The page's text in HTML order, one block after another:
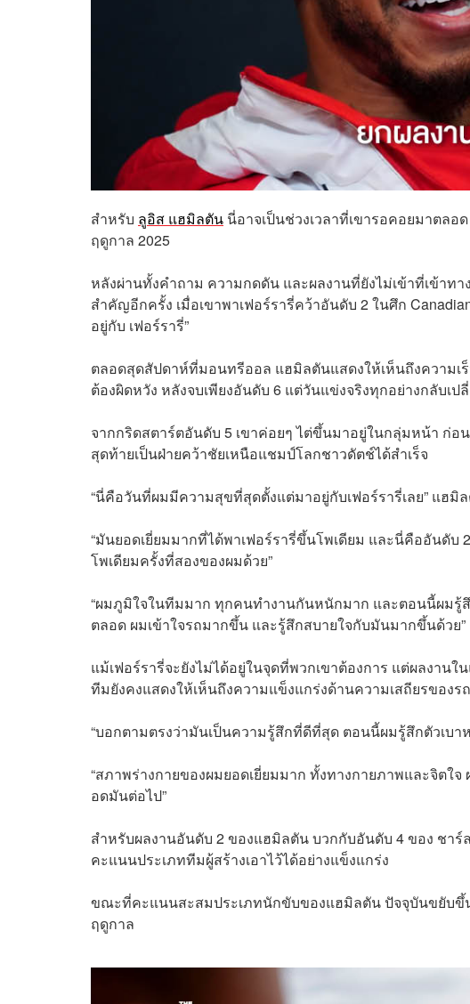
สำหรับ ลูอิส แฮมิลตัน นี่อาจเป็นช่วงเวลาที่เขารอคอยมาตลอ
ฤดูกาล 2025
หลังผ่านทั้งคำถาม ความกดดัน และผลงานที่ยังไม่เข้าที่เข้า
สำคัญอีกครั้ง เมื่อเขาพาเฟอร์รารี่คว้าอันดับ 2 ในศึก
อยู่กับ เฟอร์รารี่”
ตลอดสุดสัปดาห์ที่มอนทรีออล แฮมิลตันแสดงให้เห็นถึงความ
ต้องผิดหวัง หลังจบเพียงอันดับ 6 แต่วันแข่งจริงทุกอย่างกลับเป
จากกริดสตาร์ตอันดับ 5 เขาค่อยๆ ไต่ขึ้นมาอยู่ในกลุ่มหน้า ก่อ
สุดท้ายเป็นฝ่ายคว้าชัยเหนือแชมป์โลกชาวดัตช์ได้สำเร็จ
“นี่คือวันที่ผมมีความสุขที่สุดตั้งแต่มาอยู่กับเฟอร์รารี่เลย” แฮ
“มันยอดเยี่ยมมากที่ได้พาเฟอร์รารี่ขึ้นโพเดียม และนี่คืออันดับ
โพเดียมครั้งที่สองของผมด้วย”
“ผมภูมิใจในทีมมาก ทุกคนทำงานกันหนักมาก และตอนนี้ผมรู้
ตลอด ผมเข้าใจรถมากขึ้น และรู้สึกสบายใจกับมันมากขึ้นด้วย”
แม้เฟอร์รารี่จะยังไม่ได้อยู่ในจุดที่พวกเขาต้องการ แต่ผลงา
ทีมยังคงแสดงให้เห็นถึงความแข็งแกร่งด้านความเสถียรของรถ
“บอกตามตรงว่ามันเป็นความรู้สึกที่ดีที่สุด ตอนนี้ผมรู้สึกตัวเบา
“สภาพร่างกายของผมยอดเยี่ยมมาก ทั้งทางกายภาพและจิต
อดมันต่อไป”
สำหรับผลงานอันดับ 2 ของแฮมิลตัน บวกกับอันดับ 4 ของ ชาร์
คะแนนประเภททีมผู้สร้างเอาไว้ได้อย่างแข็งแกร่ง
ขณะที่คะแนนสะสมประเภทนักขับของแฮมิลตัน ปัจจุบันขยับขึ้
ฤดูกาล